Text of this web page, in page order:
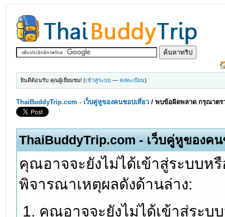
ยินดีต้อนรับ คุณผู้เยี่ยมชม! (เข้าสู่ระบบ — ลงทะเบียน)
ThaiBuddyTrip.com - เว็บคู่หูของคนชอบเที่ยว /พบข้อผิดพลาด กรุณาตร
ThaiBuddyTrip.com - เว็บคู่หูของค
คุณอาจจะยังไม่ได้เข้าสู่ระบบ
พิจารณาเหตุผลดังด้านล่าง:
คุณอาจจะยังไม่ได้เข้าสู่ระบ